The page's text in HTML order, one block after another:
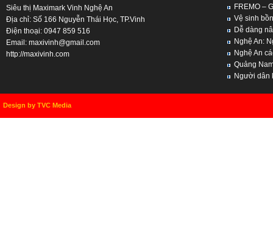
Siêu thị Maximark Vinh Nghệ An
Địa chỉ: Số 166 Nguyễn Thái Học, TP.Vinh
Điện thoại: 0947 859 516
Email: maxivinh@gmail.com
http://maxivinh.com
FREMO –
Vệ sinh
Dễ dàng
Nghệ An:
Nghệ An
Quảng
Người dân
Design by TVC Media